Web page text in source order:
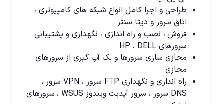
طراحی و اجرا کامل انواع شبکه های کامپیوتری ،
اتاق سرور و دیتا سنتر
فروش ، نصب و راه اندازی ، نگهداری و پشتیبانی
سرورهای HP ، DELL
مجازی سازی سرورها و بک آپ گیری از سرورهای
مجازی
راه اندازی و نگهداری FTP سرور ، VPN سرور ،
DNS سرور ، سرور آپدیت ویندوز WSUS ، سرورهای